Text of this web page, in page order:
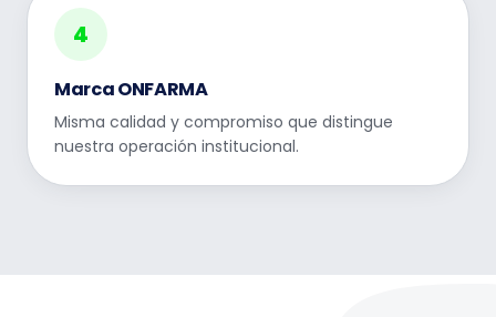
4
Marca ONFARMA
Misma calidad y compromiso que distingue
nuestra operación institucional.